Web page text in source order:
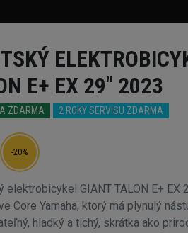
E+ EX 29" 2023
ZDARMA 2 ROKY SERVISU ZDARMA
-20%
elektrobicykel GIANT TALON E+ EX
Core Yamaha, ktorý má plynulý
hladký a tichý, skrátka ako